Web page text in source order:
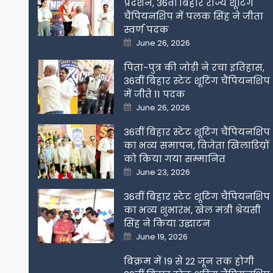
प्रदर्शन, 36वीं बिहार राज्य शूटिंग
चैंपियनशिप में पलक सिंह ने जीता
स्वर्ण पदक
Posted
on
June 26, 2026
पिता-पुत्र की जोड़ी ने रचा इतिहास,
36वीं बिहार स्टेट शूटिंग चैंपियनशिप
में जीते 11 पदक
Posted
on
June 26, 2026
36वीं बिहार स्टेट शूटिंग चैंपियनशिप
का भव्य समापन, विजेता खिलाडिय़ों
को किया गया सम्मानित
Posted
on
June 23, 2026
36वीं बिहार स्टेट शूटिंग चैंपियनशिप
का भव्य शुभारंभ, खेल मंत्री श्रेयसी
सिंह ने किया उद्घाटन
Posted
on
June 19, 2026
बिक्रम में 19 से 22 जून तक होगी